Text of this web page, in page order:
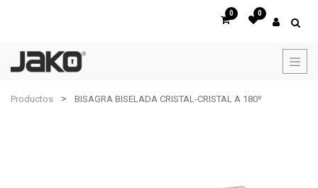
0 0
Productos BISAGRA BISELADA CRISTAL-CRISTAL A 180º